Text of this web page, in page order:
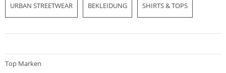
URBAN STREETWEAR BEKLEIDUNG SHIRTS & TOPS
Top Marken